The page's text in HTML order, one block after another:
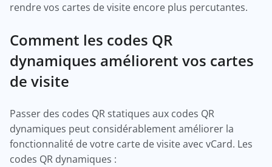
rendre vos cartes de visite encore plus percutantes.
Comment les codes QR
dynamiques améliorent vos cartes
de visite
Passer des codes QR statiques aux codes QR
dynamiques peut considérablement améliorer la
fonctionnalité de votre carte de visite avec vCard. Les
codes QR dynamiques :